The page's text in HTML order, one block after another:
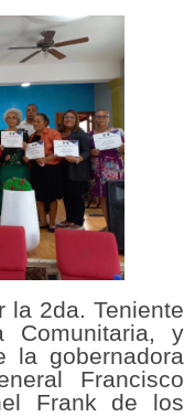
la 2da. Teniente
y
la gobernadora
Francisco
Frank de los